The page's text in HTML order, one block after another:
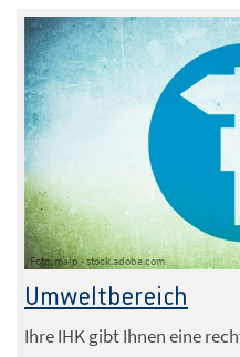
Foto: malp - stock.adobe.com
Umweltbereich
Ihre IHK gibt Ihnen eine